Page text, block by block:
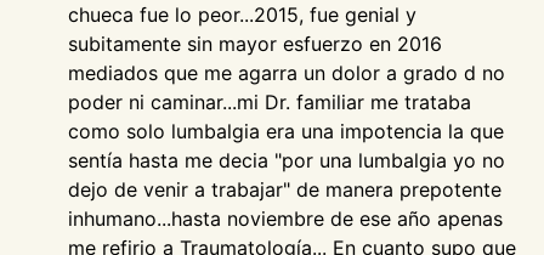
chueca fue lo peor...2015, fue genial y
subitamente sin mayor esfuerzo en 2016
mediados que me agarra un dolor a grado d no
poder ni caminar...mi Dr. familiar me trataba
como solo lumbalgia era una impotencia la que
sentía hasta me decia "por una lumbalgia yo no
dejo de venir a trabajar" de manera prepotente
inhumano...hasta noviembre de ese año apenas
me refirio a Traumatología... En cuanto supo que